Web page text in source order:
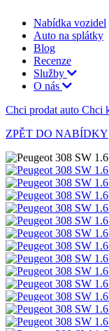
Nabídka vozidel
Auto na splátky
Blog
Recenze
Služby
O nás
Chci prodat auto Chci
ZPĚT DO NABÍDKY